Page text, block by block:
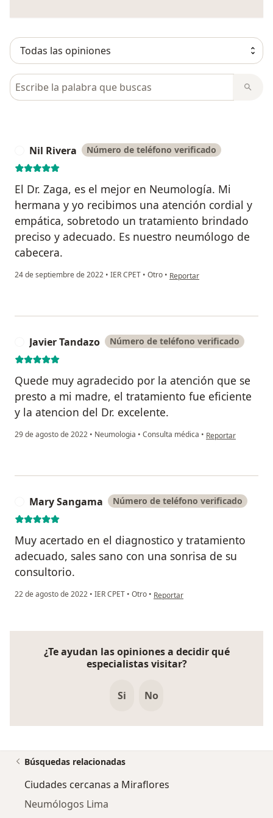
Busca en opiniones
Nil Rivera Número de teléfono verificado
El Dr. Zaga, es el mejor en Neumología. Mi
hermana y yo recibimos una atención cordial y
empática, sobretodo un tratamiento brindado
preciso y adecuado. Es nuestro neumólogo de
cabecera.
24 de septiembre de 2022 • IER CPET • Otro • en opinión del usuario Nil
Reportar
Javier Tandazo Número de teléfono verificado
Quede muy agradecido por la atención que se
presto a mi madre, el tratamiento fue eficiente
y la atencion del Dr. excelente.
29 de agosto de 2022 • Neumologia • Consulta médica • en opinión del
Reportar
Mary Sangama Número de teléfono verificado
Muy acertado en el diagnostico y tratamiento
adecuado, sales sano con una sonrisa de su
consultorio.
22 de agosto de 2022 • IER CPET • Otro • en opinión del usuario Mary
Reportar
¿Te ayudan las opiniones a decidir qué
especialistas visitar?
Si No
Búsquedas relacionadas
Ciudades cercanas a Miraflores
Neumólogos Lima